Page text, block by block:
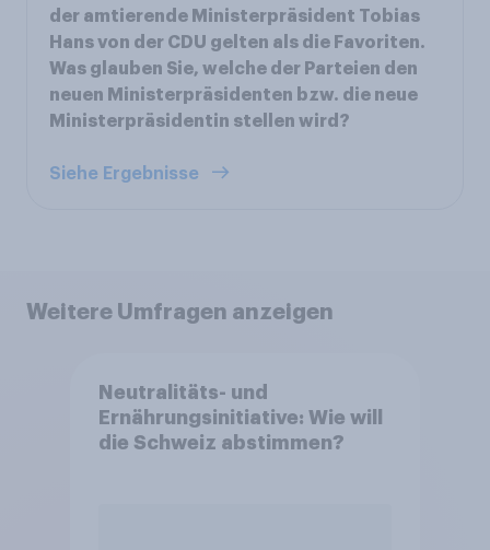
der amtierende Ministerpräsident Tobias
Hans von der CDU gelten als die Favoriten.
Was glauben Sie, welche der Parteien den
neuen Ministerpräsidenten bzw. die neue
Ministerpräsidentin stellen wird?
Siehe Ergebnisse
Weitere Umfragen anzeigen
Neutralitäts- und
Ernährungsinitiative: Wie will
die Schweiz abstimmen?